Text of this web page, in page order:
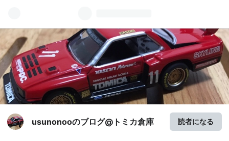
usunonooのブログ@トミカ倉庫 読者になる